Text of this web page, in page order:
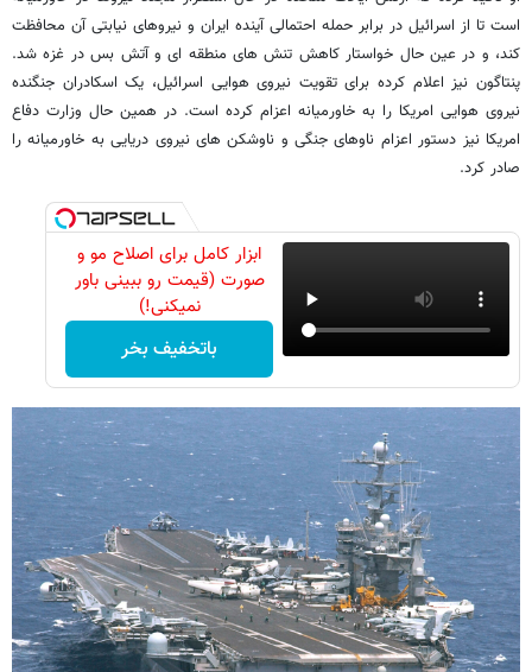
است تا از اسرائیل در برابر حمله احتمالی آینده ایران و نیروهای نیابتی آن محافظت
کند، و در عین حال خواستار کاهش تنش های منطقه ای و آتش بس در غزه شد.
پنتاگون نیز اعلام کرده برای تقویت نیروی هوایی اسرائیل، یک اسکادران جنگنده
نیروی هوایی امریکا را به خاورمیانه اعزام کرده است. در همین حال وزارت دفاع
امریکا نیز دستور اعزام ناوهای جنگی و ناوشکن های نیروی دریایی به خاورمیانه را
صادر کرد.
ابزار کامل برای اصلاح مو و
صورت (قیمت رو ببینی باور
نمیکنی!)
باتخفیف بخر